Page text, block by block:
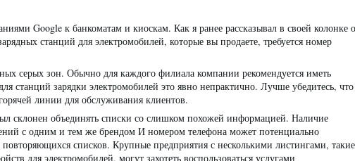
Google к банкоматам и киоскам. Как я ранее рассказывал в своей колонке о
станций для электромобилей, которые вы продаете, требуется номер
серых зон. Обычно для каждого филиала компании рекомендуется иметь
станций зарядки электромобилей это явно непрактично. Лучше убедитесь, что
линии для обслуживания клиентов.
склонен объединять списки со слишком похожей информацией. Наличие
с одним и тем же брендом И номером телефона может потенциально
списков. Крупные предприятия с несколькими листингами, такие
для электромобилей, могут захотеть воспользоваться услугами